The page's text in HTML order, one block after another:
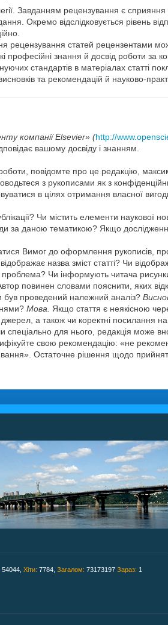
Завданням рецензування є
Окремо відслідковується рівень
статей рецензентами
професійні знання й досвід роботи
стандартів в матеріалах статті
та рекомендацій й науково-
компанії Elsevier» (http://
вашому досвіду і знанням.
повідомте про це редакцію,
з рукописами як з
в цілях отримання власної
Чи містить елементи наукової
за даною тематикою? Якщо
Вимог до оформлення рукописів,
назва зміст статті? Чи
проблема? Чи інформують читача
повинен словами пояснити, яких
був проведений належний аналіз?
Мова.
Якщо стаття є неякісною
джерел, а також чи коректні посилання
спеціально для нього, редакція може
свою рекомендацію: «не
Остаточне рішення щодо
54044, Хіти: 7784, Загалом: 73173197 Зараз: 1